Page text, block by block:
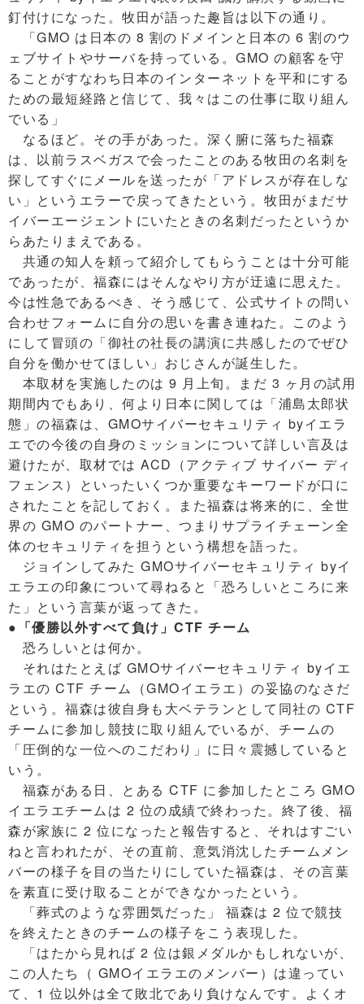
釘付けになった。牧田が語った趣旨は以下の通り。
「GMO は日本の 8 割のドメインと日本の 6 割のウ
ェブサイトやサーバを持っている。GMO の顧客を守
ることがすなわち日本のインターネットを平和にする
ための最短経路と信じて、我々はこの仕事に取り組ん
でいる」
なるほど。その手があった。深く腑に落ちた福森
は、以前ラスベガスで会ったことのある牧田の名刺を
探してすぐにメールを送ったが「アドレスが存在しな
い」というエラーで戻ってきたという。牧田がまだサ
イバーエージェントにいたときの名刺だったというか
らあたりまえである。
共通の知人を頼って紹介してもらうことは十分可能
であったが、福森にはそんなやり方が迂遠に思えた。
今は性急であるべき、そう感じて、公式サイトの問い
合わせフォームに自分の思いを書き連ねた。このよう
にして冒頭の「御社の社長の講演に共感したのでぜひ
自分を働かせてほしい」おじさんが誕生した。
本取材を実施したのは 9 月上旬。まだ 3 ヶ月の試用
期間内でもあり、何より日本に関しては「浦島太郎状
態」の福森は、GMOサイバーセキュリティ byイエラ
エでの今後の自身のミッションについて詳しい言及は
避けたが、取材では ACD（アクティブ サイバー ディ
フェンス）といったいくつか重要なキーワードが口に
されたことを記しておく。また福森は将来的に、全世
界の GMO のパートナー、つまりサプライチェーン全
体のセキュリティを担うという構想を語った。
ジョインしてみた GMOサイバーセキュリティ byイ
エラエの印象について尋ねると「恐ろしいところに来
た」という言葉が返ってきた。
●「優勝以外すべて負け」CTF チーム
恐ろしいとは何か。
それはたとえば GMOサイバーセキュリティ byイエ
ラエの CTF チーム（GMOイエラエ）の妥協のなさだ
という。福森は彼自身も大ベテランとして同社の CTF
チームに参加し競技に取り組んでいるが、チームの
「圧倒的な一位へのこだわり」に日々震撼していると
いう。
福森がある日、とある CTF に参加したところ GMO
イエラエチームは 2 位の成績で終わった。終了後、福
森が家族に 2 位になったと報告すると、それはすごい
ねと言われたが、その直前、意気消沈したチームメン
バーの様子を目の当たりにしていた福森は、その言葉
を素直に受け取ることができなかったという。
「葬式のような雰囲気だった」 福森は 2 位で競技
を終えたときのチームの様子をこう表現した。
「はたから見れば 2 位は銀メダルかもしれないが、
この人たち（ GMOイエラエのメンバー）は違ってい
て、1 位以外は全て敗北であり負けなんです。よくオ